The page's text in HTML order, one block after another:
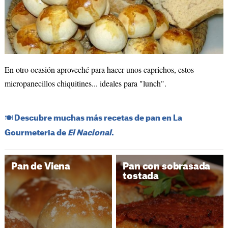
En otro ocasión aproveché para hacer unos caprichos, estos
micropanecillos chiquitines... ideales para "lunch".
​🍽️​ Descubre muchas más recetas de pan en La
Gourmeteria de El Nacional.
Pan de Viena
Pan con sobrasada
tostada